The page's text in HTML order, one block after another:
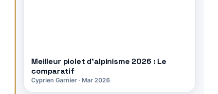
Meilleur piolet d’alpinisme 2026 : Le
comparatif
Cyprien Garnier · Mar 2026